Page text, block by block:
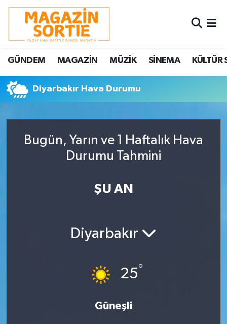
GÜNDEM MAGAZİN MÜZİK SİNEMA KÜLTÜR
Diyarbakır Hava Durumu
Bugün, Yarın ve 1 Haftalık Hava
Durumu Tahmini
ŞU AN
Diyarbakır
25°
Güneşli
Nöbetçi Eczaneler
Hava Durumu
Trafik Durumu
Tüm Manşetler